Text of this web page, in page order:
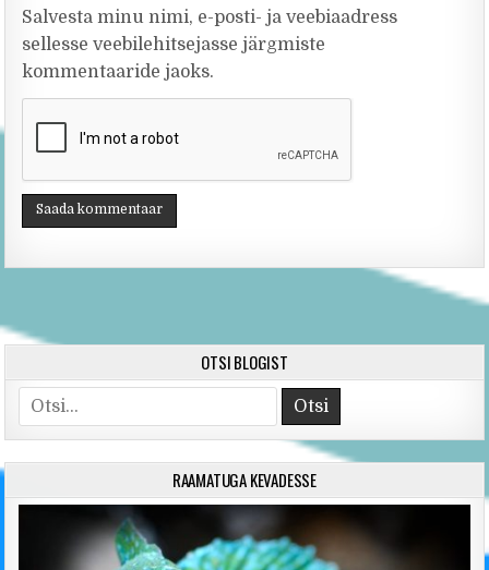
Salvesta minu nimi, e-posti- ja veebiaadress
sellesse veebilehitsejasse järgmiste
kommentaaride jaoks.
OTSI BLOGIST
Search for:
RAAMATUGA KEVADESSE